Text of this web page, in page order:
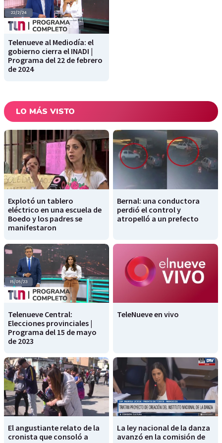
Telenueve al Mediodía: el
gobierno cierra el INADI |
Programa del 22 de febrero
de 2024
LO MÁS VISTO
Explotó un tablero
eléctrico en una escuela de
Boedo y los padres se
manifestaron
Bernal: una conductora
perdió el control y
atropelló a un prefecto
Telenueve Central:
Elecciones provinciales |
Programa del 15 de mayo
de 2023
TeleNueve en vivo
El angustiante relato de la
cronista que consoló a
La ley nacional de la danza
avanzó en la comisión de